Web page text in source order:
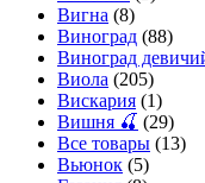
Вигна (8)
Виноград (88)
Виноград
Виола (205)
Вискария (1)
Вишня 🍒 (29)
Все товары (13)
Вьюнок (5)